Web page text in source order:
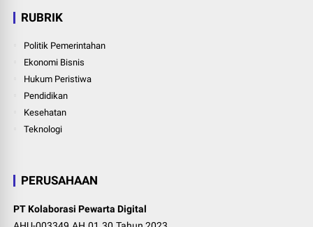
RUBRIK
Politik Pemerintahan
Ekonomi Bisnis
Hukum Peristiwa
Pendidikan
Kesehatan
Teknologi
PERUSAHAAN
PT Kolaborasi Pewarta Digital